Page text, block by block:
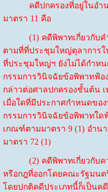
คดีปกครองที่อยู่ในอำนา
มาตรา 11 คือ
(1) คดีพิพาทเกี่ยวกับคำ
ตามที่ที่ประชุมใหญ่ตุลาการ
ที่ประชุมใหญ่ฯ ยังไม่ได้กำห
กรรมการวินิจฉัยข้อพิพาทฟ้อ
กล่าวต่อศาลปกครองชั้นต้น
เมื่อใดที่มีประกาศกำหนดข
กรรมการวินิจฉัยข้อพิพาทใด
เกณฑ์ตามมาตรา 9 (1) อำน
มาตรา 72 (1)
(2) คดีพิพาทเกี่ยวกับควา
หรือกฎที่ออกโดยคณะรัฐมน
โดยปกติคดีประเภทนี้ก็เป็นค